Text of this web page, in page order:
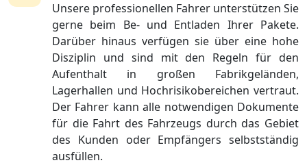
Unsere professionellen Fahrer unterstützen Sie
gerne beim Be- und Entladen Ihrer Pakete.
Darüber hinaus verfügen sie über eine hohe
Disziplin und sind mit den Regeln für den
Aufenthalt in großen Fabrikgeländen,
Lagerhallen und Hochrisikobereichen vertraut.
Der Fahrer kann alle notwendigen Dokumente
für die Fahrt des Fahrzeugs durch das Gebiet
des Kunden oder Empfängers selbstständig
ausfüllen.